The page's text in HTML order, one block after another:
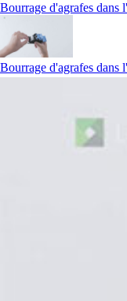
Bourrage d'agrafes dans
Bourrage d'agrafes